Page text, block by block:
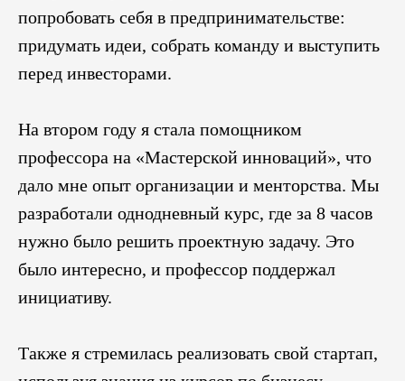
попробовать себя в предпринимательстве:
придумать идеи, собрать команду и выступить
перед инвесторами.
На втором году я стала помощником
профессора на «Мастерской инноваций», что
дало мне опыт организации и менторства. Мы
разработали однодневный курс, где за 8 часов
нужно было решить проектную задачу. Это
было интересно, и профессор поддержал
инициативу.
Также я стремилась реализовать свой стартап,